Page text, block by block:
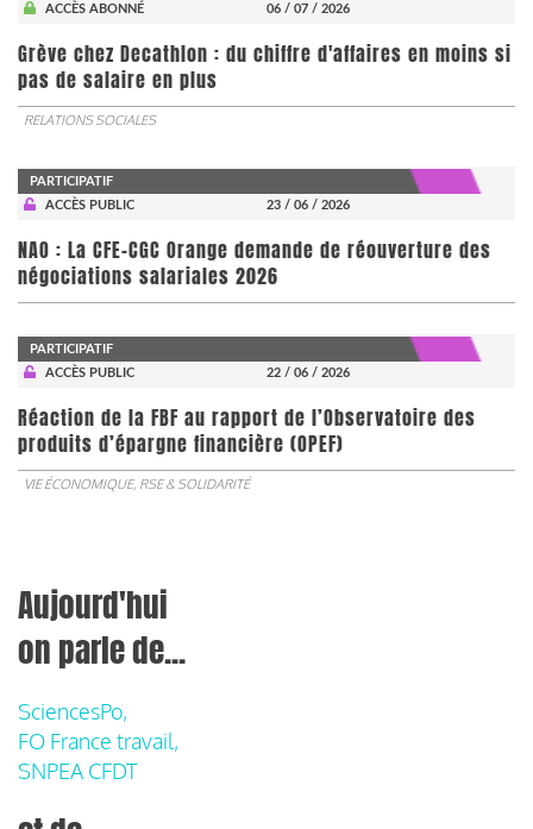
ACCÈS ABONNÉ
06 / 07 / 2026
Grève chez Decathlon : du chiffre d'affaires en moins si
pas de salaire en plus
RELATIONS SOCIALES
PARTICIPATIF
ACCÈS PUBLIC
23 / 06 / 2026
NAO : La CFE-CGC Orange demande de réouverture des
négociations salariales 2026
PARTICIPATIF
ACCÈS PUBLIC
22 / 06 / 2026
​​​​​​​Réaction de la FBF au rapport de l’Observatoire des
produits d’épargne financière (OPEF)
VIE ÉCONOMIQUE, RSE & SOLIDARITÉ
Aujourd'hui
on parle de...
SciencesPo,
FO France travail,
SNPEA CFDT